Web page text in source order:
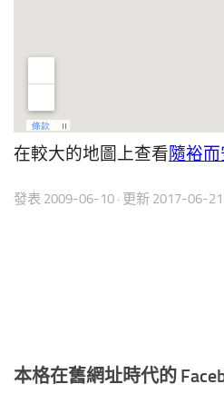
在較大的地圖上查看隨裕
發表 2009-06-10 · 更新 2017-06-21
本格在舊網址時代的